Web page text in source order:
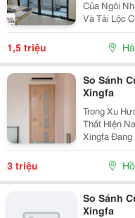
Của Ngôi
Và Tài Lộc
Biến Hiện
Ưa
1,5 triệu
So Sánh
Xingfa
Trong Xu
Thất Hiện
Xingfa Đang
Đình Và
Hữu
Khả Năng...
3 triệu
So Sánh
Xingfa